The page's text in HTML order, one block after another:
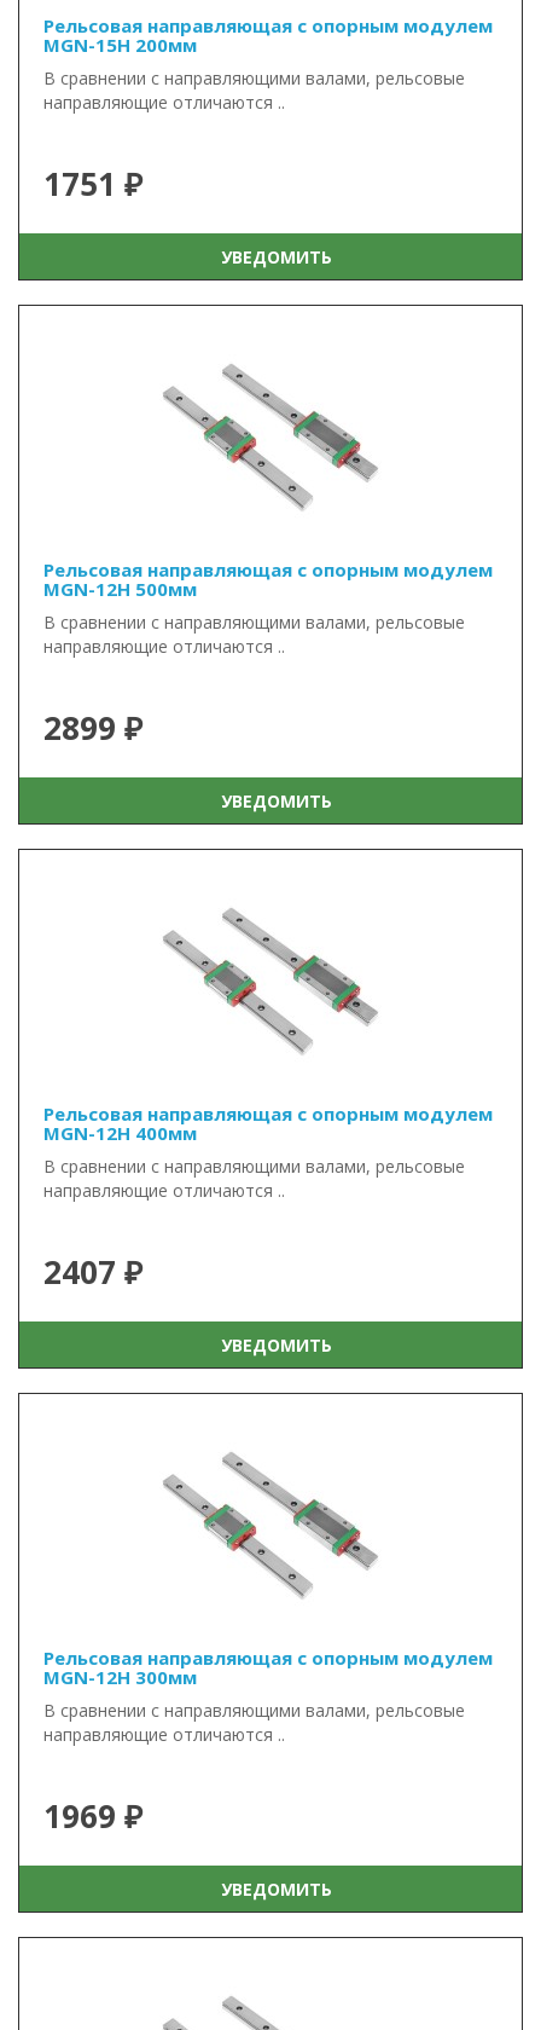
Рельсовая направляющая с опорным модулем
MGN-15H 200мм
В сравнении с направляющими валами, рельсовые
направляющие отличаются ..
1751 ₽
УВЕДОМИТЬ
Рельсовая направляющая с опорным модулем
MGN-12H 500мм
В сравнении с направляющими валами, рельсовые
направляющие отличаются ..
2899 ₽
УВЕДОМИТЬ
Рельсовая направляющая с опорным модулем
MGN-12H 400мм
В сравнении с направляющими валами, рельсовые
направляющие отличаются ..
2407 ₽
УВЕДОМИТЬ
Рельсовая направляющая с опорным модулем
MGN-12H 300мм
В сравнении с направляющими валами, рельсовые
направляющие отличаются ..
1969 ₽
УВЕДОМИТЬ